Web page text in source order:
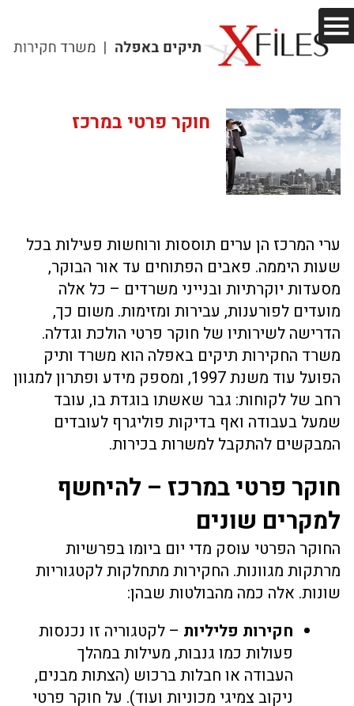
חוקר פרטי במרכז
ערי המרכז הן ערים תוססות ורוחשות פעילות בכל
שעות היממה. פאבים הפתוחים עד אור הבוקר,
מסעדות יוקרתיות ובנייני משרדים – כל אלה
מועדים לפורענות, עבירות ומזימות. משום כך,
הדרישה לשירותיו של חוקר פרטי הולכת וגדלה.
משרד החקירות תיקים באפלה הוא משרד ותיק
הפועל עוד משנת 1997, ומספק מידע ופתרון למגוון
רחב של לקוחות: גבר שאשתו בוגדת בו, עובד
שמעל בעבודה ואף בדיקות פוליגרף לעובדים
המבקשים להתקבל למשרות בכירות.
חוקר פרטי במרכז – להיחשף
למקרים שונים
החוקר הפרטי עוסק מדי יום ביומו בפרשיות
מרתקות מגוונות. החקירות מתחלקות לקטגוריות
שונות. אלה כמה מהבולטות שבהן:
חקירות פליליות – לקטגוריה זו נכנסות
פעולות כמו גנבות, מעילות במהלך
העבודה או חבלות ברכוש (הצתות מבנים,
ניקוב צמיגי מכוניות ועוד). על חוקר פרטי